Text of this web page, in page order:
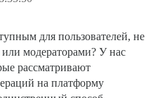
для пользователей, не
модераторами? У нас
рассматривают
на платформу